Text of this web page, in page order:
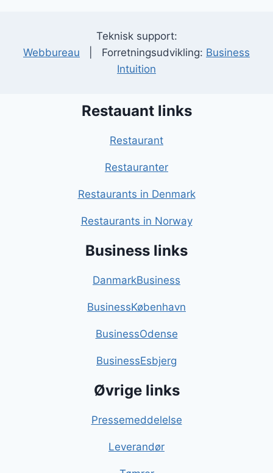
Teknisk support:
Webbureau | Forretningsudvikling: Business
Intuition
Restauant links
Restaurant
Restauranter
Restaurants in Denmark
Restaurants in Norway
Business links
DanmarkBusiness
BusinessKøbenhavn
BusinessOdense
BusinessEsbjerg
Øvrige links
Pressemeddelelse
Leverandør